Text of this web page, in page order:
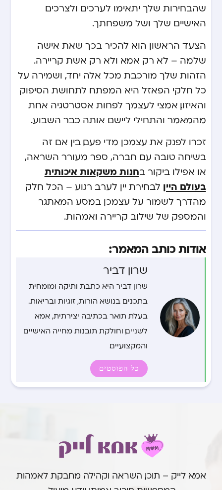
שהבחירות שלך יתאימו לערכים ולצרכים
האישיים שלך ושל משפחתך.
הצעד הראשון הוא להכיר בכך שאת אישה
שלמה – לא רק אמא ולא רק אשת קריירה.
הזהות שלך מורכבת מכל אלה יחד, ושמירה על
כל חלקי הפאזל היא המפתח לתחושת הסיפוק
והאיזון. אמצי לעצמך לפחות אסטרטגיה אחת
מהמאמר והתחילי ליישם אותה כבר השבוע.
זכרו לפנק את עצמכן מדי פעם, בין אם זה
בשיחה טובה עם חברה, ספר מעורר השראה,
או אפילו ביקור בחנות משקאות איכותית
בעולם היין לבחירת יין לערב רגוע – הכל חלק
מהדרך לשמור על עצמכן במסע המאתגר
והמספק של שילוב קריירה ואמהות.
אודות כותב המאמר:
שרון דביר
שרון דביר היא כתבת ותיקה ומומחית
בתכנים בנושא הורות, זוגיות ובריאות.
בעלת תואר בכתיבה יצירתית, אמא
לשניים, וחולקת תובנות מחייה האישיים
והמקצועיים.
כל הפוסטים
אמא לייק – תוכן, השראה וקהילה מחבקת לאמהות